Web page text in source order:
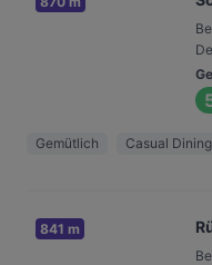
Gemütlich Casual Dining
841 m